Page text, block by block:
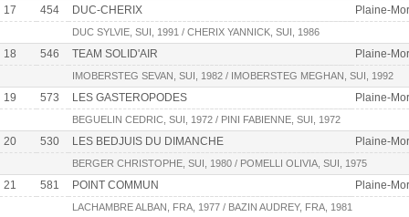
17 454 DUC-CHERIX Plaine-
DUC SYLVIE, SUI, 1991 / CHERIX YANNICK, SUI, 1986
18 546 TEAM SOLID'AIR Plaine-
IMOBERSTEG SEVAN, SUI, 1982 / IMOBERSTEG MEGHAN, SUI, 1992
19 573 LES GASTEROPODES Plaine-
BEGUELIN CEDRIC, SUI, 1972 / PINI FABIENNE, SUI, 1972
20 530 LES BEDJUIS DU DIMANCHE Plaine-
BERGER CHRISTOPHE, SUI, 1980 / POMELLI OLIVIA, SUI, 1975
21 581 POINT COMMUN Plaine-
LACHAMBRE ALBAN, FRA, 1977 / BAZIN AUDREY, FRA, 1981